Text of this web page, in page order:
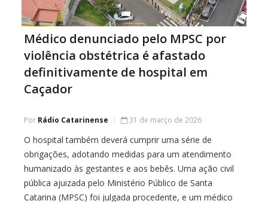
Médico denunciado pelo MPSC por
violência obstétrica é afastado
definitivamente de hospital em
Caçador
Por Rádio Catarinense 31 de março de 2026
O hospital também deverá cumprir uma série de
obrigações, adotando medidas para um atendimento
humanizado às gestantes e aos bebês. Uma ação civil
pública ajuizada pelo Ministério Público de Santa
Catarina (MPSC) foi julgada procedente, e um médico